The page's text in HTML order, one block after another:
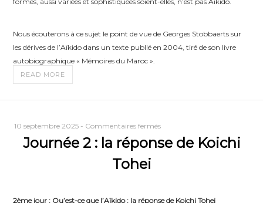
Nous écouterons à ce sujet le point de vue de Georges Stobbaerts sur
les dérives de l’Aïkido dans un texte publié en 2004, tiré de son livre
autobiographique « Mémoires du Maroc ».
READ MORE
10 septembre 2025 - Commentaires ferméssur
Journée
Journée 2 : la réponse de Koichi
Tohei
2ème jour : Qu’est-ce que l’Aïkido : la réponse de Koichi Tohei